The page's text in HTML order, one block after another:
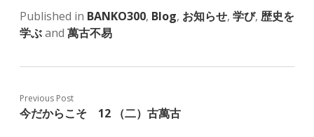
Published in BANKO300, Blog, お知らせ, 学び, 歴史を
学ぶand 萬古不易
Previous Post
今だからこそ 12 （二）古萬古